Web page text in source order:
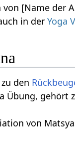
[Name der
in derYoga
den
Übung, gehört
von